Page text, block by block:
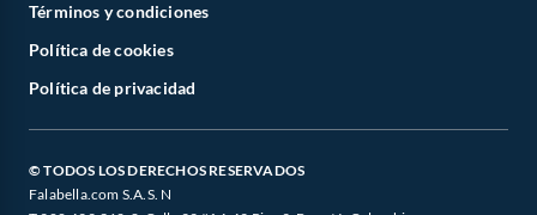
Términos y condiciones
Política de cookies
Política de privacidad
© TODOS LOS DERECHOS RESERVADOS
Falabella.com S.A.S. N